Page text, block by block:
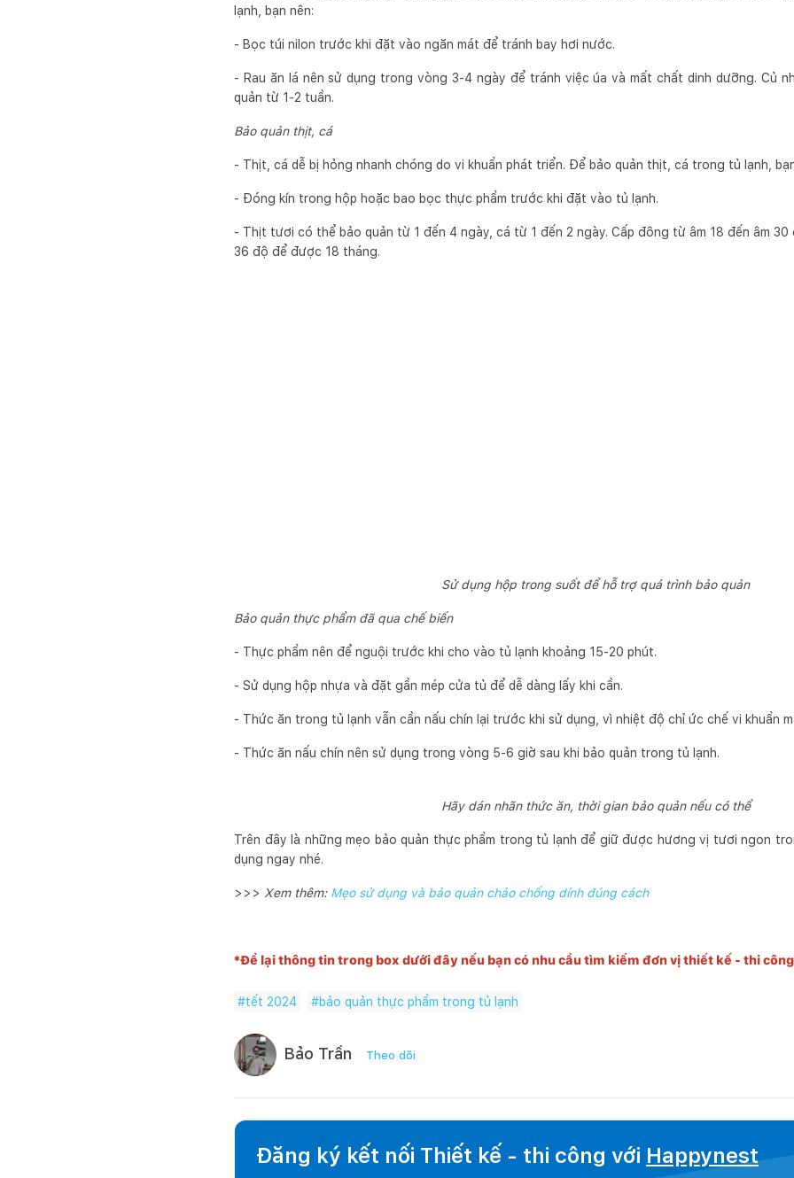
lạnh, bạn nên:
- Bọc túi nilon trước khi đặt vào ngăn mát để tránh bay hơi nước.
- Rau ăn lá nên sử dụng trong vòng 3-4 ngày để tránh việc úa và mất chất dinh dưỡng. Củ
quản từ 1-2 tuần.
Bảo quản thịt, cá
- Thịt, cá dễ bị hỏng nhanh chóng do vi khuẩn phát triển. Để bảo quản thịt, cá trong tủ lạnh,
- Đóng kín trong hộp hoặc bao bọc thực phẩm trước khi đặt vào tủ lạnh.
- Thịt tươi có thể bảo quản từ 1 đến 4 ngày, cá từ 1 đến 2 ngày. Cấp đông từ âm 18 đến âm
36 độ để được 18 tháng.
Sử dụng hộp trong suốt để hỗ trợ quá trình bảo quản
Bảo quản thực phẩm đã qua chế biến
- Thực phẩm nên để nguội trước khi cho vào tủ lạnh khoảng 15-20 phút.
- Sử dụng hộp nhựa và đặt gần mép cửa tủ để dễ dàng lấy khi cần.
- Thức ăn trong tủ lạnh vẫn cần nấu chín lại trước khi sử dụng, vì nhiệt độ chỉ ức chế vi khuẩn
- Thức ăn nấu chín nên sử dụng trong vòng 5-6 giờ sau khi bảo quản trong tủ lạnh.
Hãy dán nhãn thức ăn, thời gian bảo quản nếu có thể
Trên đây là những mẹo bảo quản thực phẩm trong tủ lạnh để giữ được hương vị tươi ngon
dụng ngay nhé.
>>> Xem thêm: Mẹo sử dụng và bảo quản chảo chống dính đúng cách
*Để lại thông tin trong box dưới đây nếu bạn có nhu cầu tìm kiếm đơn vị thiết kế - thi
#tết 2024 #bảo quản thực phẩm trong tủ lạnh
Bảo Trần Theo dõi
Đăng ký kết nối Thiết kế - thi công với Happynest